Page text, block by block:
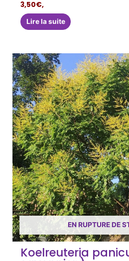
3,50€,
Lire la suite
EN RUPTURE DE
Koelreuteria